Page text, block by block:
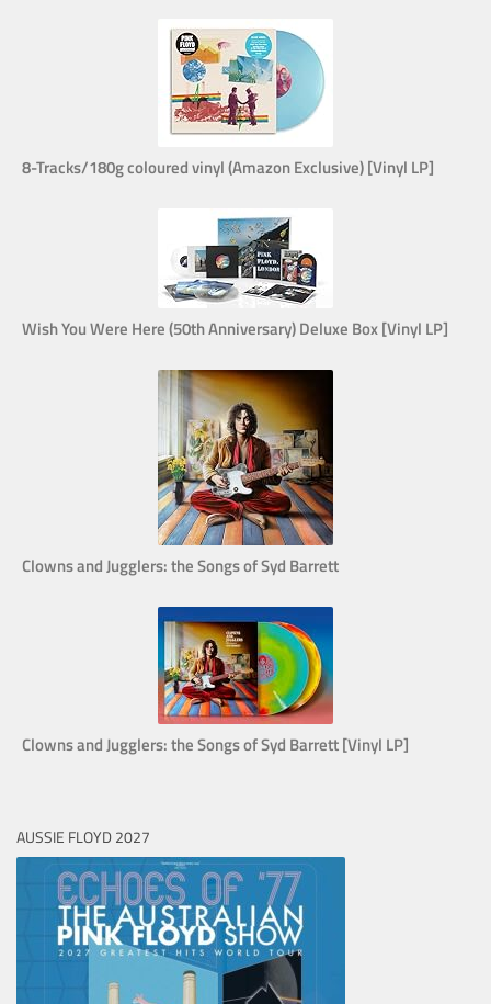
8-Tracks/180g coloured vinyl (Amazon Exclusive) [Vinyl LP]
Wish You Were Here (50th Anniversary) Deluxe Box [Vinyl LP]
Clowns and Jugglers: the Songs of Syd Barrett
Clowns and Jugglers: the Songs of Syd Barrett [Vinyl LP]
AUSSIE FLOYD 2027